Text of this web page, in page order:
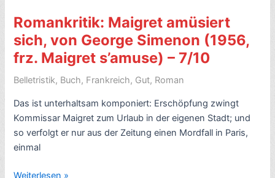
Eilis
Lacey
1)
8/10
Romankritik: Maigret amüsiert
sich, von George Simenon (1956,
frz. Maigret s’amuse) – 7/10
Belletristik, Buch, Frankreich, Gut, Roman
Das ist unterhaltsam komponiert: Erschöpfung zwingt
Kommissar Maigret zum Urlaub in der eigenen Stadt; und
so verfolgt er nur aus der Zeitung einen Mordfall in Paris,
einmal
Romankritik:
Weiterlesen »